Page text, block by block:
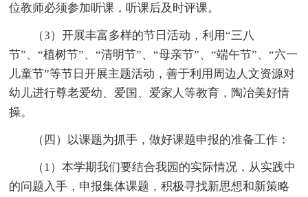
位教师必须参加听课，听课后及时评课。
（3）开展丰富多样的节日活动，利用“三八
节”、“植树节”、“清明节”、“母亲节”、“端午节”、“六一
儿童节”等节日开展主题活动，善于利用周边人文资源对
幼儿进行尊老爱幼、爱国、爱家人等教育，陶冶美好情
操。
（四）以课题为抓手，做好课题申报的准备工作：
（1）本学期我们要结合我园的实际情况，从实践中
的问题入手，申报集体课题，积极寻找新思想和新策略